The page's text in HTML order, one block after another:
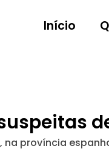
Início
província